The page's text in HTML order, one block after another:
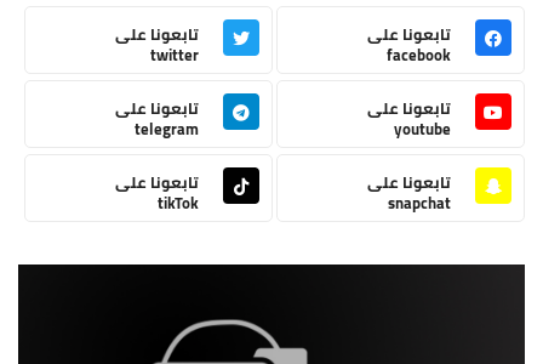
تابعونا على
facebook
تابعونا على
twitter
تابعونا على
youtube
تابعونا على
telegram
تابعونا على
snapchat
تابعونا على
tikTok